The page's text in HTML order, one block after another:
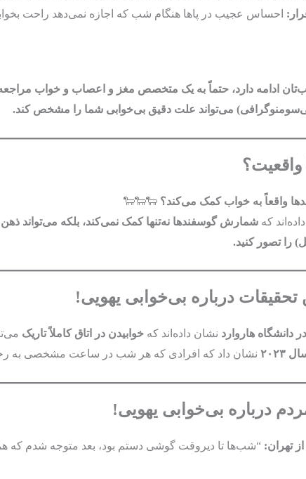
احساس عجیب در پاها هنگام شب که اجازه نمی‌دهد راحت
ادامه دارد، حتماً به یک متخصص مغز و اعصاب و خواب
می‌تواند علت دقیق بی‌خوابی شما را مشخص کند.
واقعیت؟
واقعاً به خواب کمک می‌کند؟ 🐑🐑🐑
که شمارش گوسفندها نه‌تنها کمک نمی‌کند، بلکه می‌تواند
را تصور کنید.
تحقیقات درباره بی‌خوابی یهویی!
دانشگاه هاروارد نشان داده‌اند که خوابیدن در اتاق کاملاً تاریک
نشان داد که افرادی که هر شب در ساعت مشخصی به
درباره بی‌خوابی یهویی!
“شب‌ها تا دیروقت گوشی دستم بود، بعد متوجه شدم که